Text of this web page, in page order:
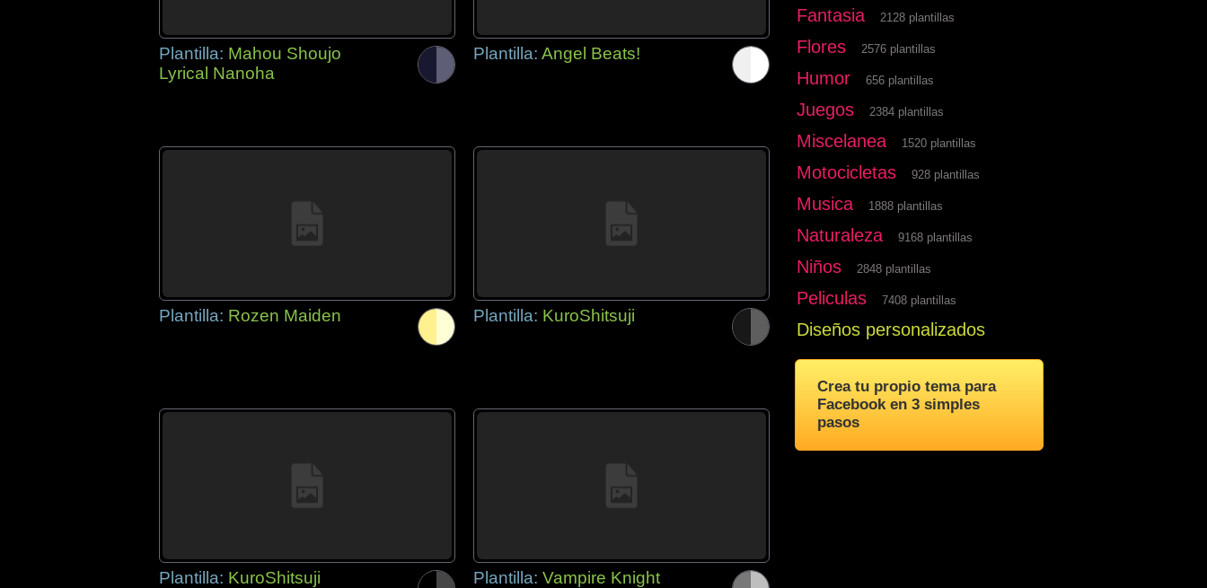
Plantilla: Mahou Shoujo
Lyrical Nanoha
Plantilla: Angel Beats!
Plantilla: Rozen Maiden Plantilla: KuroShitsuji
Plantilla: KuroShitsuji Plantilla: Vampire Knight
Fantasia 2128 plantillas
Flores 2576 plantillas
Humor 656 plantillas
Juegos 2384 plantillas
Miscelanea 1520 plantillas
Motocicletas 928 plantillas
Musica 1888 plantillas
Naturaleza 9168 plantillas
Niños 2848 plantillas
Peliculas 7408 plantillas
Diseños personalizados
Crea tu propio tema para
Facebook en 3 simples
pasos